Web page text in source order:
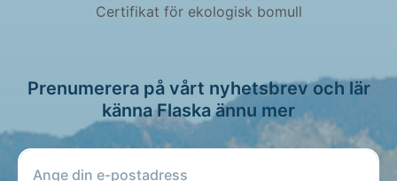
Certifikat för ekologisk bomull
Prenumerera på vårt nyhetsbrev och lär
känna Flaska ännu mer